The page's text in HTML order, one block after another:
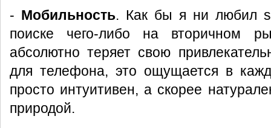
- Мобильность. Как бы я ни любил
поиске чего-либо на вторичном
абсолютно теряет свою
для телефона, это ощущается в
просто интуитивен, а скорее
природой.